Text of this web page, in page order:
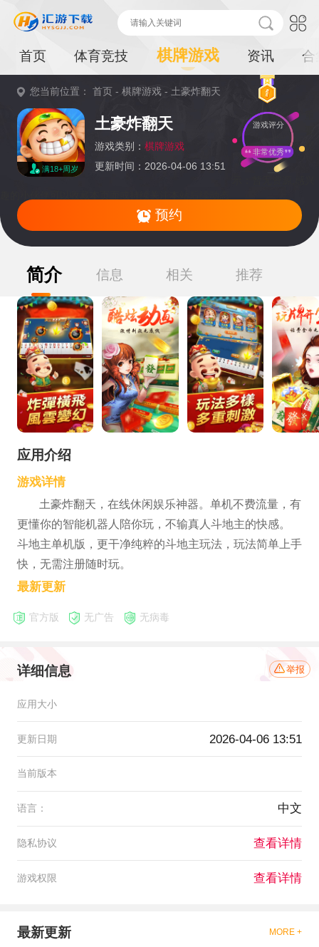
首页 体育竞技 棋牌游戏 资讯 合
您当前位置：首页 -棋牌游戏 - 土豪炸翻天
满18+周岁
土豪炸翻天
游戏类别： 棋牌游戏
更新时间：2026-04-06 13:51
游戏评分
非常优秀
预约
提
简介 信息 相关 推荐
应用介绍
游戏详情
土豪炸翻天，在线休闲娱乐神器。单机不费流量，有
更懂你的智能机器人陪你玩，不输真人斗地主的快感。
斗地主单机版，更干净纯粹的斗地主玩法，玩法简单上手
快，无需注册随时玩。
最新更新
官方版 无广告 无病毒
详细信息 举报
应用大小
更新日期 2026-04-06 13:51
当前版本
语言： 中文
隐私协议 查看详情
游戏权限 查看详情
最新更新 MORE +